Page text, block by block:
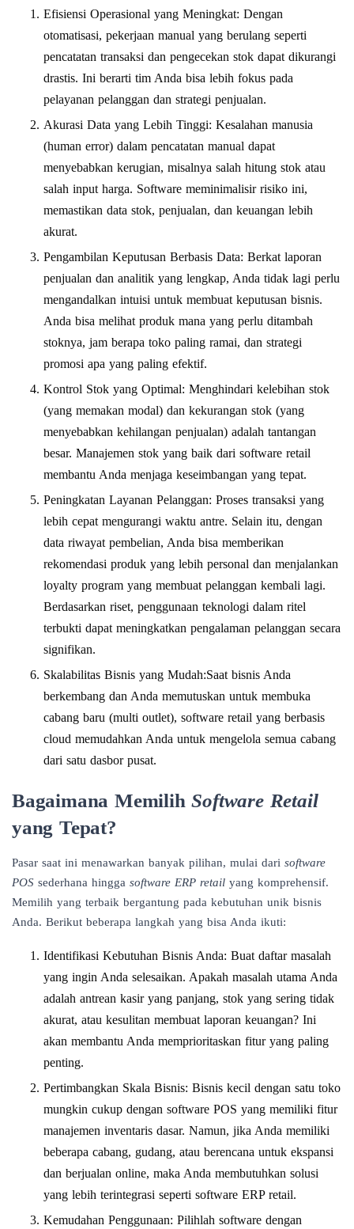
Efisiensi Operasional yang Meningkat: Dengan
otomatisasi, pekerjaan manual yang berulang seperti
pencatatan transaksi dan pengecekan stok dapat dikurangi
drastis. Ini berarti tim Anda bisa lebih fokus pada
pelayanan pelanggan dan strategi penjualan.
Akurasi Data yang Lebih Tinggi: Kesalahan manusia
(human error) dalam pencatatan manual dapat
menyebabkan kerugian, misalnya salah hitung stok atau
salah input harga. Software meminimalisir risiko ini,
memastikan data stok, penjualan, dan keuangan lebih
akurat.
Pengambilan Keputusan Berbasis Data: Berkat laporan
penjualan dan analitik yang lengkap, Anda tidak lagi perlu
mengandalkan intuisi untuk membuat keputusan bisnis.
Anda bisa melihat produk mana yang perlu ditambah
stoknya, jam berapa toko paling ramai, dan strategi
promosi apa yang paling efektif.
Kontrol Stok yang Optimal: Menghindari kelebihan stok
(yang memakan modal) dan kekurangan stok (yang
menyebabkan kehilangan penjualan) adalah tantangan
besar. Manajemen stok yang baik dari software retail
membantu Anda menjaga keseimbangan yang tepat.
Peningkatan Layanan Pelanggan: Proses transaksi yang
lebih cepat mengurangi waktu antre. Selain itu, dengan
data riwayat pembelian, Anda bisa memberikan
rekomendasi produk yang lebih personal dan menjalankan
loyalty program yang membuat pelanggan kembali lagi.
Berdasarkan riset, penggunaan teknologi dalam ritel
terbukti dapat meningkatkan pengalaman pelanggan secara
signifikan.
Skalabilitas Bisnis yang Mudah:Saat bisnis Anda
berkembang dan Anda memutuskan untuk membuka
cabang baru (multi outlet), software retail yang berbasis
cloud memudahkan Anda untuk mengelola semua cabang
dari satu dasbor pusat.
Bagaimana MemilihSoftware Retail
yang Tepat?
Pasar saat ini menawarkan banyak pilihan, mulai dari software
POS sederhana hingga software ERP retail yang komprehensif.
Memilih yang terbaik bergantung pada kebutuhan unik bisnis
Anda. Berikut beberapa langkah yang bisa Anda ikuti:
Identifikasi Kebutuhan Bisnis Anda: Buat daftar masalah
yang ingin Anda selesaikan. Apakah masalah utama Anda
adalah antrean kasir yang panjang, stok yang sering tidak
akurat, atau kesulitan membuat laporan keuangan? Ini
akan membantu Anda memprioritaskan fitur yang paling
penting.
Pertimbangkan Skala Bisnis: Bisnis kecil dengan satu toko
mungkin cukup dengan software POS yang memiliki fitur
manajemen inventaris dasar. Namun, jika Anda memiliki
beberapa cabang, gudang, atau berencana untuk ekspansi
dan berjualan online, maka Anda membutuhkan solusi
yang lebih terintegrasi seperti software ERP retail.
Kemudahan Penggunaan: Pilihlah software dengan